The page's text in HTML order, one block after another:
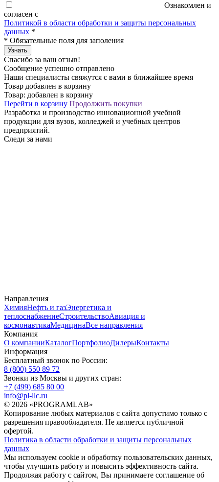
Ознакомлен и
согласен с
Политикой в области обработки и защиты персональных
данных *
* Обязательные поля для заполения
Узнать
Спасибо за ваш отзыв!
Сообщение успешно отправлено
Наши специалисты свяжутся с вами в ближайшее время
Товар добавлен в корзину
Товар: добавлен в корзину
Перейти в корзину Продолжить покупки
Разработка и производство инновационной учебной
продукции для вузов, колледжей и учебных центров
предприятий.
Следи за нами
Направления
ХимияНефть и газЭнергетика и
теплоснабжениеСтроительствоАвиация и
космонавтикаМедицинаВсе направления
Компания
О компанииКаталогПортфолиоДилерыКонтакты
Информация
Бесплатный звонок по России:
8 (800) 550 89 72
Звонки из Москвы и других стран:
+7 (499) 685 80 00
info@pl-llc.ru
© 2026 «PROGRAMLAB»
Копирование любых материалов с сайта допустимо только с
разрешения правообладателя. Не является публичной
офертой.
Политика в области обработки и защиты персональных
данных
Мы используем cookie и обработку пользовательских данных,
чтобы улучшить работу и повысить эффективность сайта.
Продолжая работу с сайтом, Вы принимаете соглашение об